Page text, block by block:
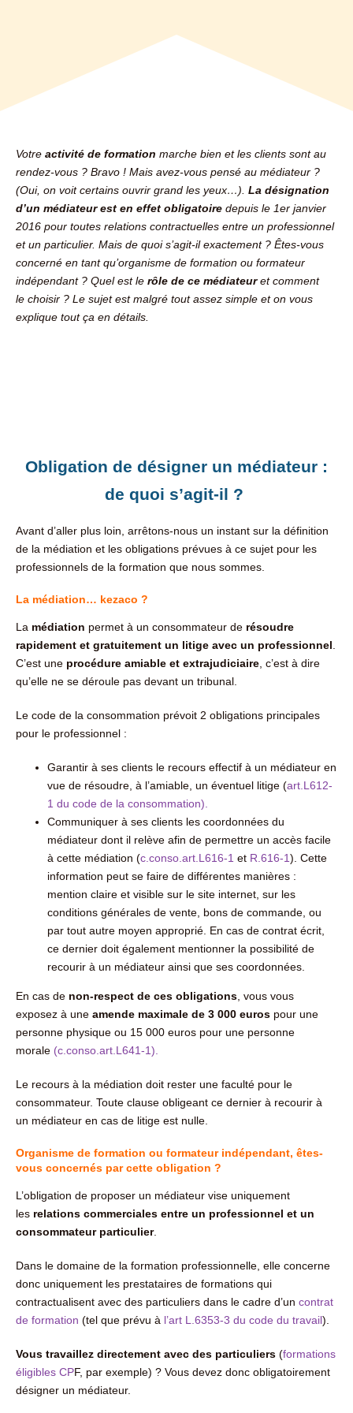
Votre activité de formation marche bien et les clients sont au
rendez-vous ? Bravo ! Mais avez-vous pensé au médiateur ?
(Oui, on voit certains ouvrir grand les yeux…). La désignation
d’un médiateur est en effet obligatoire depuis le 1er janvier
2016 pour toutes relations contractuelles entre un professionnel
et un particulier. Mais de quoi s’agit-il exactement ? Êtes-vous
concerné en tant qu’organisme de formation ou formateur
indépendant ? Quel est le rôle de ce médiateuret comment
le choisir ? Le sujet est malgré tout assez simple et on vous
explique tout ça en détails.
Obligation de désigner un médiateur :
de quoi s’agit-il ?
Avant d’aller plus loin, arrêtons-nous un instant sur la définition
de la médiation et les obligations prévues à ce sujet pour les
professionnels de la formation que nous sommes.
La médiation… kezaco ?
La médiation permet à un consommateur de résoudre
rapidement et gratuitement un litige avec un professionnel
C’est une procédure amiable et extrajudiciaire, c’est à dire
qu’elle ne se déroule pas devant un tribunal.
Le code de la consommation prévoit 2 obligations principales
pour le professionnel :
Garantir à ses clients le recours effectif à un médiateur en
vue de résoudre, à l’amiable, un éventuel litige (art.L612-
1 du code de la consommation).
Communiquer à ses clients les coordonnées du
médiateur dont il relève afin de permettre un accès facile
à cette médiation (c.conso.art.L616-1 et R.616-1). Cette
information peut se faire de différentes manières :
mention claire et visible sur le site internet, sur les
conditions générales de vente, bons de commande, ou
par tout autre moyen approprié. En cas de contrat écrit,
ce dernier doit également mentionner la possibilité de
recourir à un médiateur ainsi que ses coordonnées.
En cas de non-respect de ces obligations, vous vous
exposez à une amende maximale de 3 000 eurospour une
personne physique ou 15 000 euros pour une personne
morale(c.conso.art.L641-1).
Le recours à la médiation doit rester une faculté pour le
consommateur. Toute clause obligeant ce dernier à recourir à
un médiateur en cas de litige est nulle.
Organisme de formation ou formateur indépendant, êtes-
vous concernés par cette obligation ?
L’obligation de proposer un médiateur vise uniquement
les relations commerciales entre un professionnel et un
consommateur particulier.
Dans le domaine de la formation professionnelle, elle concerne
donc uniquement les prestataires de formations qui
contractualisent avec des particuliers dans le cadre d’un contrat
de formation (tel que prévu à l’art L.6353-3 du code du travail).
Vous travaillez directement avec des particuliers (formations
éligibles CPF, par exemple) ? Vous devez donc obligatoirement
désigner un médiateur.